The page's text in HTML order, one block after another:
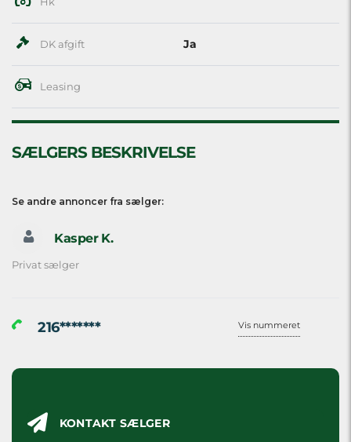
DK afgift Ja
Leasing
SÆLGERS BESKRIVELSE
Se andre annoncer fra sælger:
Kasper K.
Privat sælger
216******* Vis nummeret
KONTAKT SÆLGER